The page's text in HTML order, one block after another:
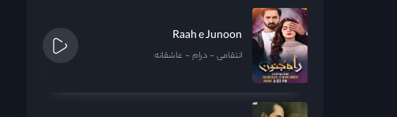
Raah e Junoon
انتقامی درام عاشقانه